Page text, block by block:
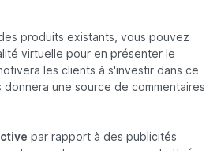
produits existants, vous pouvez
virtuelle pour en présenter le
les clients à s'investir dans ce
une source de commentaires
par rapport à des publicités